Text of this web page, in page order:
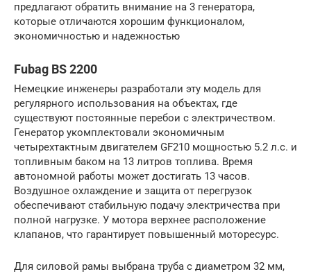
предлагают обратить внимание на 3 генератора,
которые отличаются хорошим функционалом,
экономичностью и надежностью
Fubag BS 2200
Немецкие инженеры разработали эту модель для
регулярного использования на объектах, где
существуют постоянные перебои с электричеством.
Генератор укомплектовали экономичным
четырехтактным двигателем GF210 мощностью 5.2 л.с. и
топливным баком на 13 литров топлива. Время
автономной работы может достигать 13 часов.
Воздушное охлаждение и защита от перегрузок
обеспечивают стабильную подачу электричества при
полной нагрузке. У мотора верхнее расположение
клапанов, что гарантирует повышенный моторесурс.
Для силовой рамы выбрана труба с диаметром 32 мм,